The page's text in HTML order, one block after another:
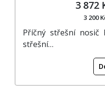
3 872
3 200
Příčný střešní nosič
střešní…